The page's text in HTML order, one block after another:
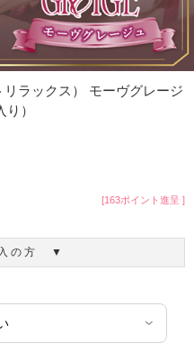
ラックス） モーヴグレージ
）
[163ポイント進呈 ]
の方 ▼